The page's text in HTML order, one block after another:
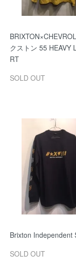
クストン 55 HEAVY
RT
SOLD OUT
Brixton Independent
SOLD OUT